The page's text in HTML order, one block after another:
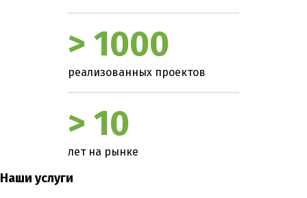
> 1000
реализованных проектов
> 10
лет на рынке
Наши услуги